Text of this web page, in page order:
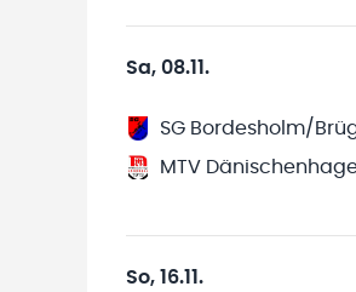
Sa, 08.11.
SG Bordesholm/
MTV
So, 16.11.